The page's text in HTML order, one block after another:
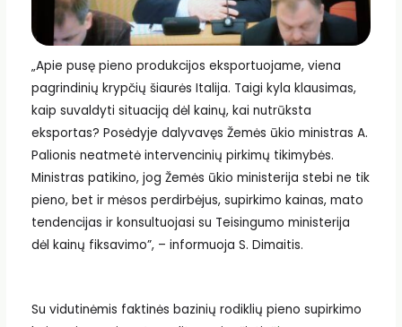
„Apie pusę pieno produkcijos eksportuojame, viena
pagrindinių krypčių šiaurės Italija. Taigi kyla klausimas,
kaip suvaldyti situaciją dėl kainų, kai nutrūksta
eksportas? Posėdyje dalyvavęs Žemės ūkio ministras A.
Palionis neatmetė intervencinių pirkimų tikimybės.
Ministras patikino, jog Žemės ūkio ministerija stebi ne tik
pieno, bet ir mėsos perdirbėjus, supirkimo kainas, mato
tendencijas ir konsultuojasi su Teisingumo ministerija
dėl kainų fiksavimo”, – informuoja S. Dimaitis.
Su vidutinėmis faktinės bazinių rodiklių pieno supirkimo